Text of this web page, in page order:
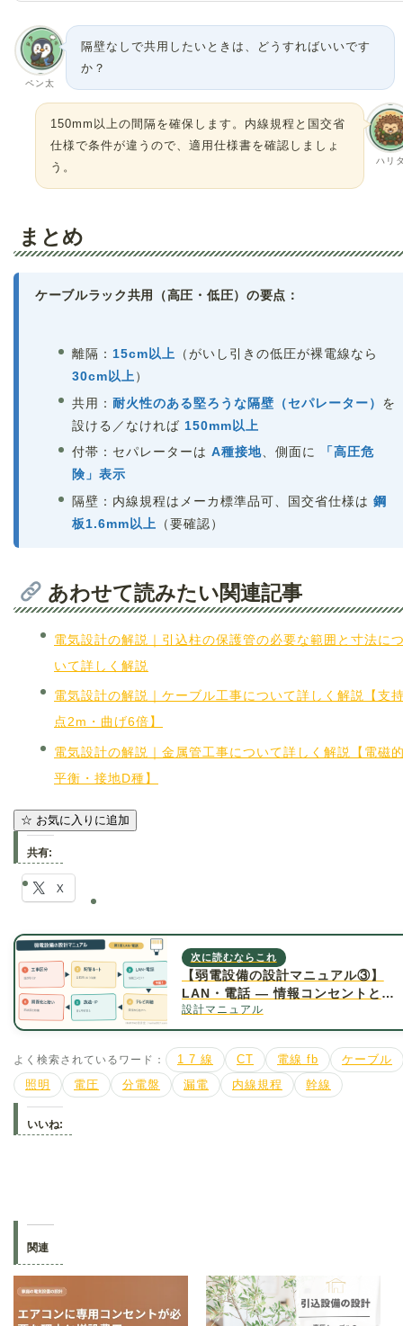
ペン太
隔壁なしで共用したいときは、どうすればいいです
か？
ハリ
150mm以上の間隔を確保します。内線規程と国交省
仕様で条件が違うので、適用仕様書を確認しましょ
う。
まとめ
ケーブルラック共用（高圧・低圧）の要点：
離隔： 15cm以上
（がいし引きの低圧が裸電線なら
30cm以上 ）
共用：耐火性のある堅ろうな隔壁（セパレーター） を
設ける／なければ 150mm以上
付帯：セパレーターはA種接地、側面に
「高圧危
険」表示
隔壁：内線規程はメーカ標準品可、国交省仕様は鋼
板1.6mm以上 （要確認）
あわせて読みたい関連記事
電気設計の解説｜引込柱の保護管の必要な範囲と寸法に
いて詳しく解説
電気設計の解説｜ケーブル工事について詳しく解説【支
点2m・曲げ6倍】
電気設計の解説｜金属管工事について詳しく解説【電磁
平衡・接地D種】
☆ お気に入りに追加
共有:
X
次に読むならこれ
【弱電設備の設計マニュアル③】
LAN・電話 ― 情報コンセントと
MDF／IDF
設計マニュアル
よく検索されているワード： 1 7 線 CT 電線 fb
ケーブル
照明
電圧 分電盤 漏電 内線規程 幹線
いいね:
関連